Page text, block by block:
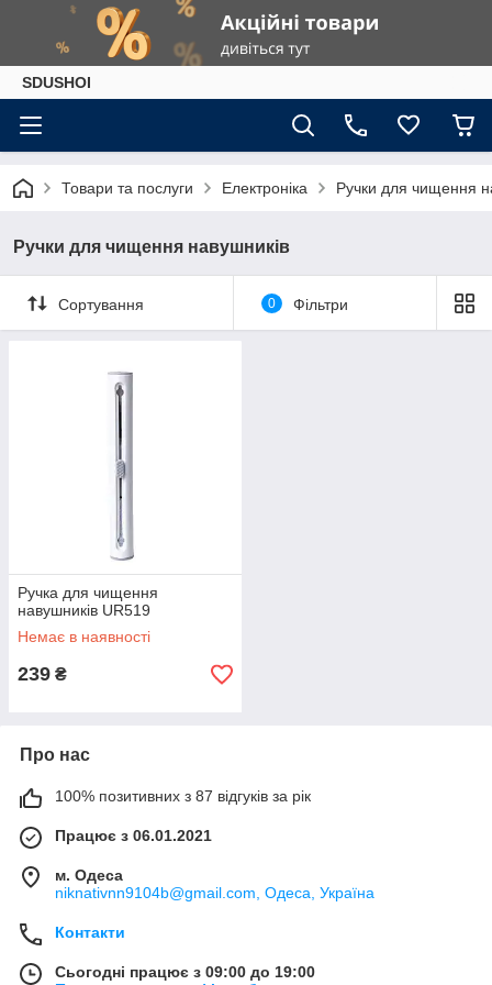
SDUSHOI
Товари та послуги Електроніка Ручки для чищення
Ручки для чищення навушників
Сортування 0 Фільтри
Ручка для чищення
навушників UR519
Немає в наявності
239 ₴
Про нас
100% позитивних з 87 відгуків за рік
Працює з 06.01.2021
м. Одеса
niknativnn9104b@gmail.com, Одеса, Україна
Контакти
Сьогодні працює з 09:00 до 19:00